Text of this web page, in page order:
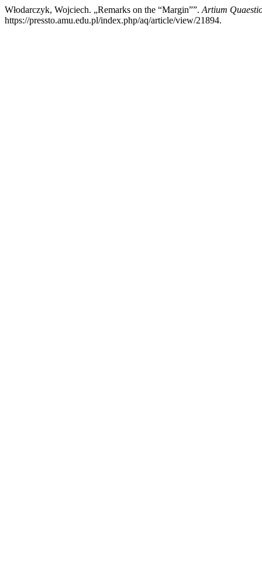
Włodarczyk, Wojciech. „Remarks on the “Margin””. Artium
https://pressto.amu.edu.pl/index.php/aq/article/view/21894.